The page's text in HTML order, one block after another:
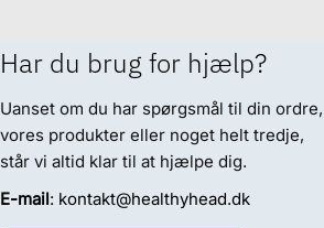
Har du brug for hjælp?
Uanset om du har spørgsmål til din ordre,
vores produkter eller noget helt tredje,
står vi altid klar til at hjælpe dig.
E-mail: kontakt@healthyhead.dk